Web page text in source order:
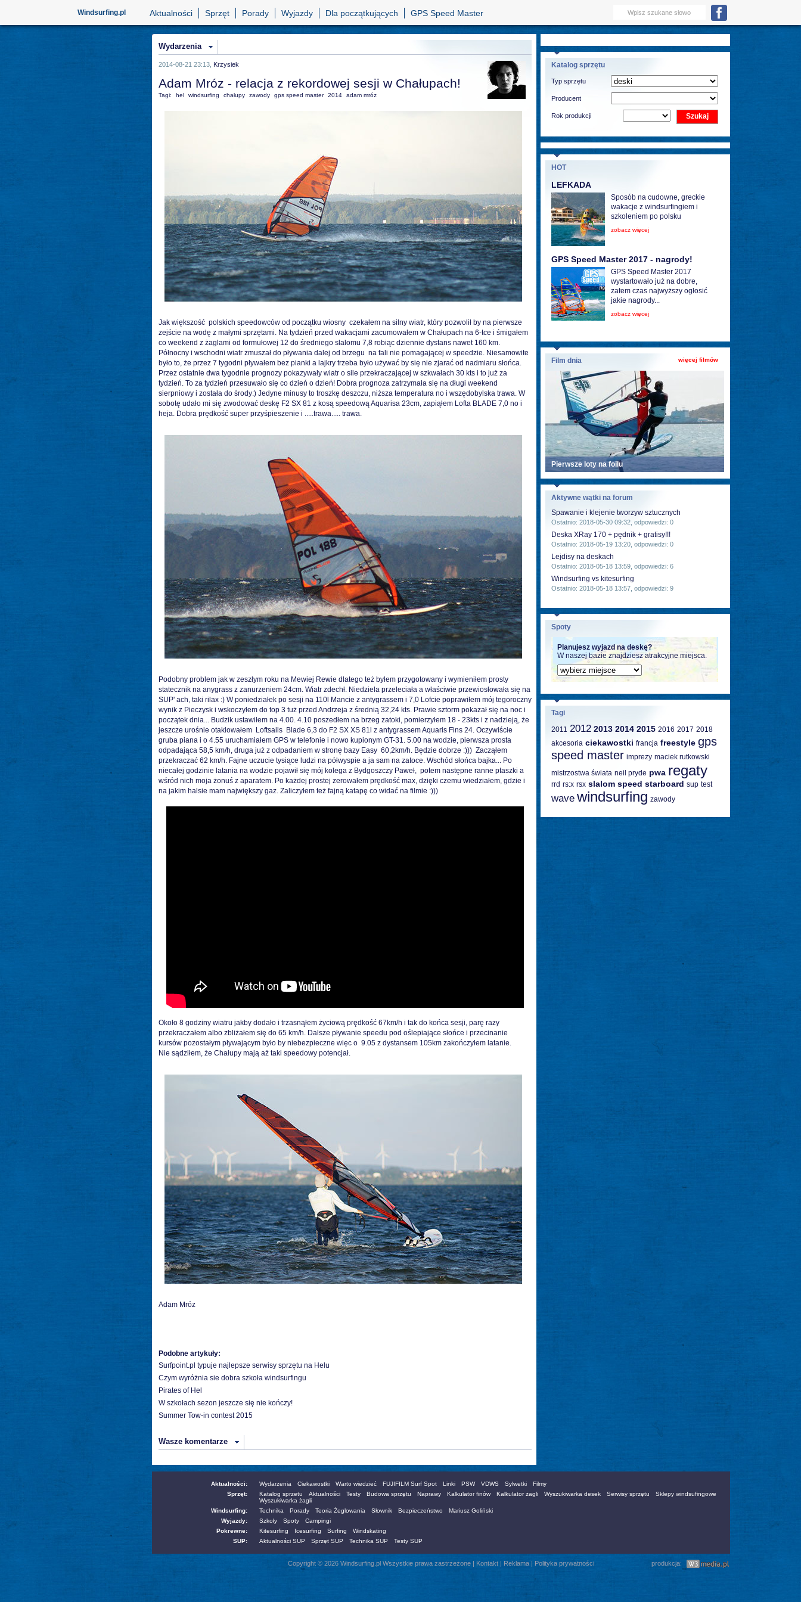
Windsurfing.pl Aktualności Sprzęt Porady Wyjazdy Dla początkujących GPS Speed Master
Wydarzenia
2014-08-21 23:13, Krzysiek
Adam Mróz - relacja z rekordowej sesji w Chałupach!
Tagi: hel windsurfing chałupy zawody gps speed master 2014 adam mróz
Jak większość polskich speedowców od początku wiosny czekałem na silny wiatr, który pozwolił by na pierwsze
zejście na wodę z małymi sprzętami. Na tydzień przed wakacjami zacumowałem w Chałupach na 6-tce i śmigałem
co weekend z żaglami od formułowej 12 do średniego slalomu 7,8 robiąc dziennie dystans nawet 160 km.
Północny i wschodni wiatr zmuszał do pływania dalej od brzegu na fali nie pomagającej w speedzie. Niesamowite
było to, że przez 7 tygodni pływałem bez pianki a lajkry trzeba było używać by się nie zjarać od nadmiaru słońca.
Przez ostatnie dwa tygodnie prognozy pokazywały wiatr o sile przekraczającej w szkwałach 30 kts i to już za
tydzień. To za tydzień przesuwało się co dzień o dzień! Dobra prognoza zatrzymała się na długi weekend
sierpniowy i została do środy:) Jedyne minusy to troszkę deszczu, niższa temperatura no i wszędobylska trawa. W
sobotę udało mi się zwodować deskę F2 SX 81 z kosą speedową Aquarisa 23cm, zapiąłem Lofta BLADE 7,0 no i
heja. Dobra prędkość super przyśpieszenie i .....trawa..... trawa.
Podobny problem jak w zeszłym roku na Mewiej Rewie dlatego też byłem przygotowany i wymieniłem prosty
statecznik na anygrass z zanurzeniem 24cm. Wiatr zdechł. Niedziela przeleciała a właściwie przewiosłowała się na
SUP' ach, taki rilax :) W poniedziałek po sesji na 110l Mancie z antygrassem i 7,0 Lofcie poprawiłem mój tegoroczny
wynik z Pieczysk i wskoczyłem do top 3 tuż przed Andrzeja z średnią 32,24 kts. Prawie sztorm pokazał się na noc i
początek dnia... Budzik ustawiłem na 4.00. 4.10 poszedłem na brzeg zatoki, pomierzyłem 18 - 23kts i z nadzieją, że
jeszcze urośnie otaklowałem Loftsails Blade 6,3 do F2 SX XS 81l z antygrassem Aquaris Fins 24. Oczywiście
gruba piana i o 4.55 uruchamiałem GPS w telefonie i nowo kupionym GT-31. 5.00 na wodzie, pierwsza prosta
odpadająca 58,5 km/h, druga już z odpadaniem w stronę bazy Easy 60,2km/h. Będzie dobrze :))) Zacząłem
przekraczać 62 km/h. Fajne uczucie tysiące ludzi na półwyspie a ja sam na zatoce. Wschód słońca bajka... Po
niecałej godzinie latania na wodzie pojawił się mój kolega z Bydgoszczy Paweł, potem następne ranne ptaszki a
wśród nich moja żonuś z aparatem. Po każdej prostej zerowałem prędkość max, dzięki czemu wiedziałem, gdzie i
na jakim halsie mam największy gaz. Zaliczyłem też fajną katapę co widać na filmie :)))
Około 8 godziny wiatru jakby dodało i trzasnąłem życiową prędkość 67km/h i tak do końca sesji, parę razy
przekraczałem albo zbliżałem się do 65 km/h. Dalsze pływanie speedu pod oślepiające słońce i przecinanie
kursów pozostałym pływającym było by niebezpieczne więc o 9.05 z dystansem 105km zakończyłem latanie.
Nie sądziłem, że Chałupy mają aż taki speedowy potencjał.
Adam Mróz
Podobne artykuły:
Surfpoint.pl typuje najlepsze serwisy sprzętu na Helu
Czym wyróżnia sie dobra szkoła windsurfingu
Pirates of Hel
W szkołach sezon jeszcze się nie kończy!
Summer Tow-in contest 2015
Wasze komentarze
Katalog sprzętu
Typ sprzętu
Producent
Rok produkcji
HOT
LEFKADA
Sposób na cudowne, greckie
wakacje z windsurfingiem i
szkoleniem po polsku
zobacz więcej
GPS Speed Master 2017 - nagrody!
GPS Speed Master 2017
wystartowało już na dobre,
zatem czas najwyższy ogłosić
jakie nagrody...
zobacz więcej
więcej filmów
Film dnia
Pierwsze loty na foilu
Aktywne wątki na forum
Spawanie i klejenie tworzyw sztucznych
Ostatnio: 2018-05-30 09:32, odpowiedzi: 0
Deska XRay 170 + pędnik + gratisy!!!
Ostatnio: 2018-05-19 13:20, odpowiedzi: 0
Lejdisy na deskach
Ostatnio: 2018-05-18 13:59, odpowiedzi: 6
Windsurfing vs kitesurfing
Ostatnio: 2018-05-18 13:57, odpowiedzi: 9
Spoty
Planujesz wyjazd na deskę?
W naszej bazie znajdziesz atrakcyjne miejsca.
Tagi
2011 2012 2013 2014 2015 2016 2017 2018
akcesoria ciekawostki francja freestyle gps
speed master imprezy maciek rutkowski
mistrzostwa świata neil pryde pwa regaty
rrd rs:x rsx slalom speed starboard sup test
wave windsurfing zawody
Aktualności: Wydarzenia Ciekawostki Warto wiedzieć FUJIFILM Surf Spot Linki PSW VDWS Sylwetki
Filmy
Sprzęt:
Katalog sprzetu Aktualności Testy Budowa sprzętu Naprawy Kalkulator finów Kalkulator żagli Wyszukiwarka desek Serwisy sprzętu
Sklepy windsufingowe
Wyszukiwarka żagli
Windsurfing:
Technika Porady Teoria Żeglowania Słownik Bezpieczeństwo
Mariusz Goliński
Wyjazdy:
Szkoły Spoty
Campingi
Pokrewne:
Kitesurfing Icesurfing Surfing
Windskating
SUP:
Aktualności SUP Sprzęt SUP Technika SUP Testy SUP
Copyright © 2026 Windsurfing.pl Wszystkie prawa zastrzeżone | Kontakt| Reklama| Polityka prywatności produkcja: